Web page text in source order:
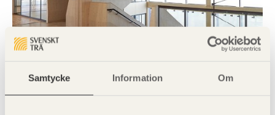
Samtycke Information Om
Ulls hus, Uppsala.